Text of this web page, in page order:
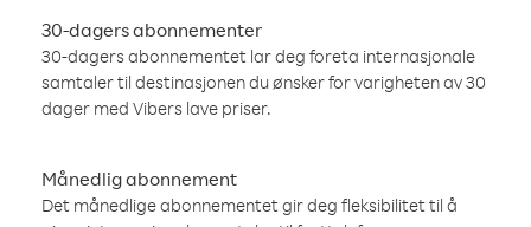
30-dagers abonnementer
30-dagers abonnementet lar deg foreta internasjonale
samtaler til destinasjonen du ønsker for varigheten av 30
dager med Vibers lave priser.
Månedlig abonnement
Det månedlige abonnementet gir deg fleksibilitet til å